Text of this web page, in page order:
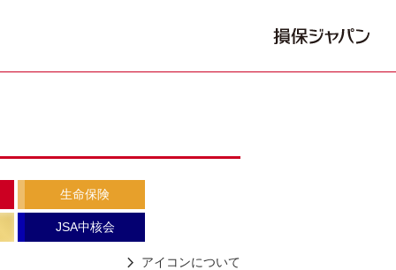
生命保険
JSA中核会
アイコンについて